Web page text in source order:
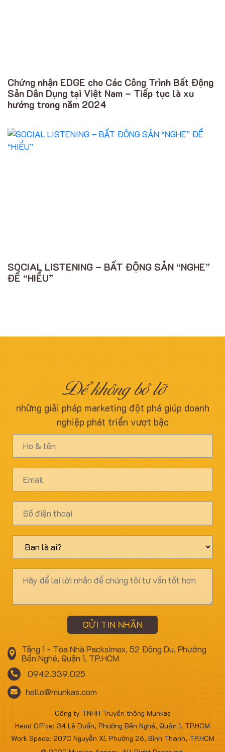
Chứng nhận EDGE cho Các Công Trình Bất Động
Sản Dân Dụng tại Việt Nam – Tiếp tục là xu
hướng trong năm 2024
SOCIAL LISTENING – BẤT ĐỘNG SẢN “NGHE”
ĐỂ “HIỂU”
Để không bỏ lỡ
những giải pháp marketing đột phá giúp doanh
nghiệp phát triển vượt bậc
GỬI TIN NHẮN
Tầng 1 - Tòa Nhà Packsimex, 52 Đông Du, Phường
Bến Nghé, Quận 1, TP.HCM
0942.339.025
hello@munkas.com
Công ty TNHH Truyền thông Munkas
Head Office: 34 Lê Duẩn, Phường Bến Nghé, Quận 1, TP.HCM
Work Space: 207C Nguyễn Xí, Phường 26, Bình Thạnh, TP.HCM